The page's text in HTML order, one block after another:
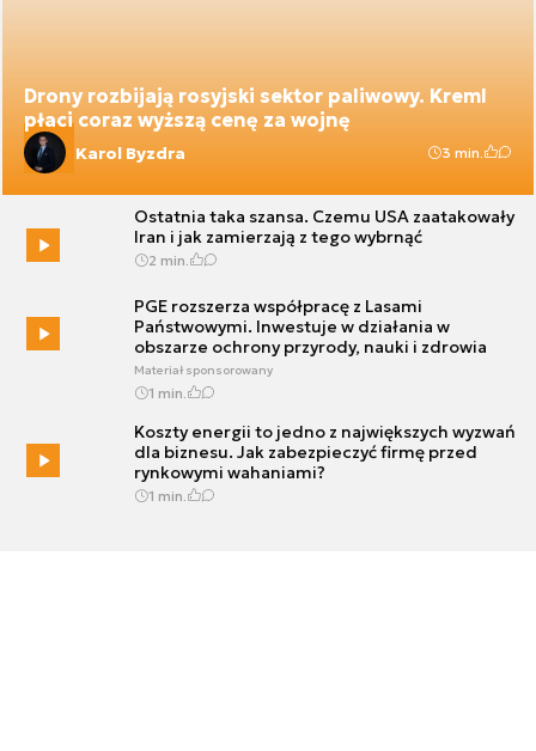
Drony rozbijają rosyjski sektor paliwowy. Kreml
płaci coraz wyższą cenę za wojnę
Karol Byzdra 3 min.
Ostatnia taka szansa. Czemu USA zaatakowały
Iran i jak zamierzają z tego wybrnąć
2 min.
PGE rozszerza współpracę z Lasami
Państwowymi. Inwestuje w działania w
obszarze ochrony przyrody, nauki i zdrowia
Materiał sponsorowany
1 min.
Koszty energii to jedno z największych wyzwań
dla biznesu. Jak zabezpieczyć firmę przed
rynkowymi wahaniami?
1 min.